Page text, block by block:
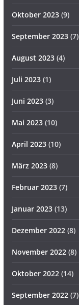
Oktober 2023(9)
September 2023(7)
August 2023(4)
Juli 2023(1)
Juni 2023(3)
Mai 2023(10)
April 2023(10)
März 2023(8)
Februar 2023(7)
Januar 2023(13)
Dezember 2022(8)
November 2022(8)
Oktober 2022(14)
September 2022(7)